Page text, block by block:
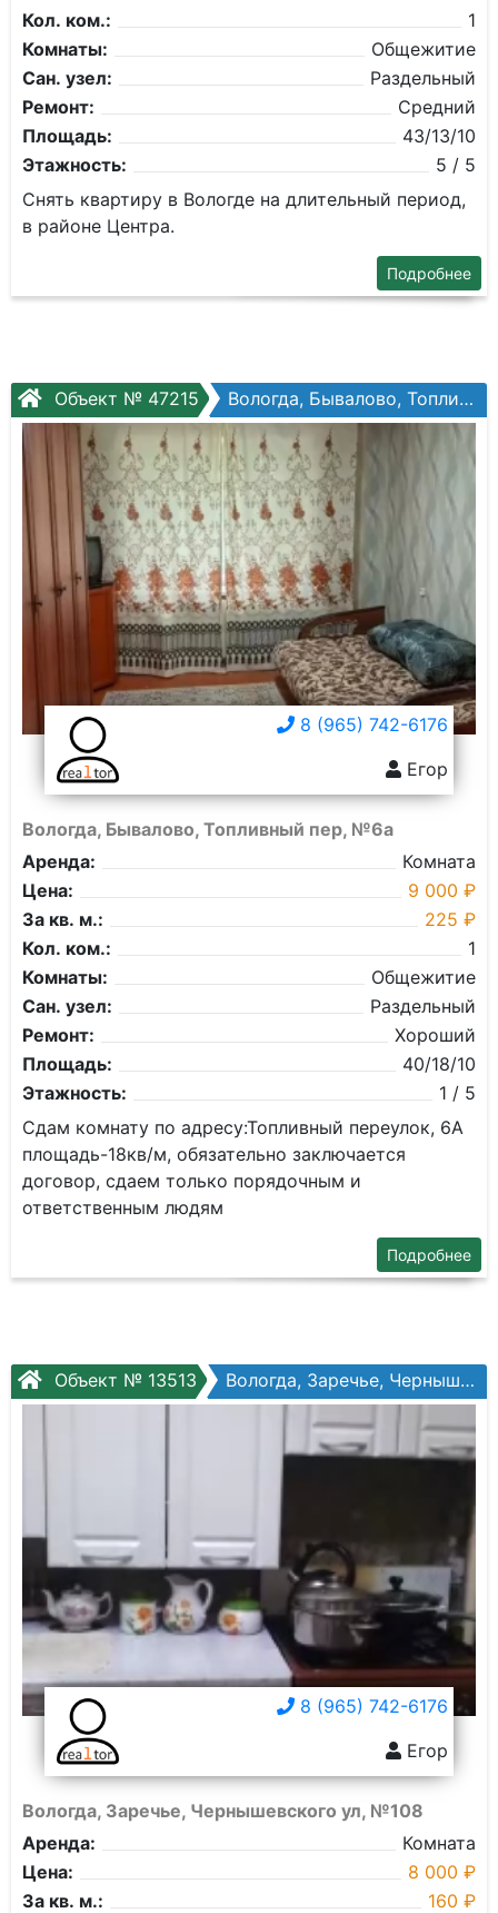
Кол. ком.:
1
Комнаты:
Общежитие
Сан. узел:
Раздельный
Ремонт:
Средний
Площадь:
43/13/10
Этажность:
5 / 5
Снять квартиру в Вологде на длительный период,
в районе Центра.
Подробнее
Объект № 47215 Вологда, Бывалово, Топливный пер, №6а
8 (965) 742-6176
Егор
Вологда, Бывалово, Топливный пер, №6а
Аренда:
Комната
Цена:
9 000 ₽
За кв. м.:
225 ₽
Кол. ком.:
1
Комнаты:
Общежитие
Сан. узел:
Раздельный
Ремонт:
Хороший
Площадь:
40/18/10
Этажность:
1 / 5
Сдам комнату по адресу:Топливный переулок, 6А
площадь-18кв/м, обязательно заключается
договор, сдаем только порядочным и
ответственным людям
Подробнее
Объект № 13513 Вологда, Заречье, Чернышевского ул, №108
8 (965) 742-6176
Егор
Вологда, Заречье, Чернышевского ул, №108
Аренда:
Комната
Цена:
8 000 ₽
За кв. м.:
160 ₽